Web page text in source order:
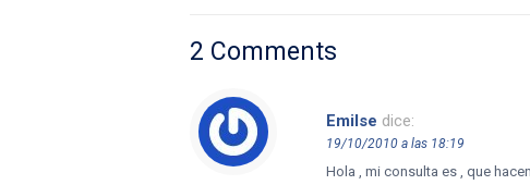
2 Comments
Emilse dice:
19/10/2010 a las 18:19
Hola , mi consulta es , que